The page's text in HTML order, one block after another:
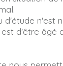
d'étude n'est
d'être âgé